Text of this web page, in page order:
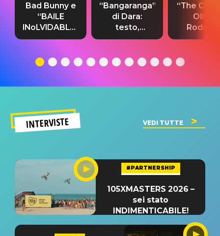
Bad Bunny e
“BAILE
INoLVIDABLE”:
testo,
significato
“Bangaranga”
di Dara:
testo,
traduzione e
del singolo
“The
Olivia
testo,
INTERVISTE VEDI TUTTE
#PARTNERSHIP
105XMASTERS 2026 –
sei stato
INDIMENTICABILE!